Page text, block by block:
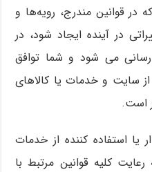
قوانین مندرج، رویه‏‌ها و
مشاوران 100 تغییراتی در آینده ایجاد شود، در
می شود و شما توافق
سایت و خدمات یا کالاهای
است.
یا استفاده کننده از خدمات
موظف به رعایت کلیه قوانین مرتبط با